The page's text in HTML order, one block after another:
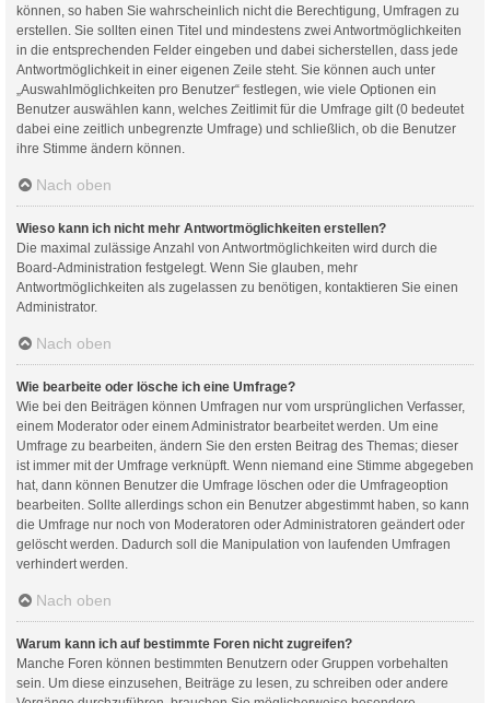
können, so haben Sie wahrscheinlich nicht die Berechtigung, Umfragen zu
erstellen. Sie sollten einen Titel und mindestens zwei Antwortmöglichkeiten
in die entsprechenden Felder eingeben und dabei sicherstellen, dass jede
Antwortmöglichkeit in einer eigenen Zeile steht. Sie können auch unter
„Auswahlmöglichkeiten pro Benutzer“ festlegen, wie viele Optionen ein
Benutzer auswählen kann, welches Zeitlimit für die Umfrage gilt (0 bedeutet
dabei eine zeitlich unbegrenzte Umfrage) und schließlich, ob die Benutzer
ihre Stimme ändern können.
Nach oben
Wieso kann ich nicht mehr Antwortmöglichkeiten erstellen?
Die maximal zulässige Anzahl von Antwortmöglichkeiten wird durch die
Board-Administration festgelegt. Wenn Sie glauben, mehr
Antwortmöglichkeiten als zugelassen zu benötigen, kontaktieren Sie einen
Administrator.
Nach oben
Wie bearbeite oder lösche ich eine Umfrage?
Wie bei den Beiträgen können Umfragen nur vom ursprünglichen Verfasser,
einem Moderator oder einem Administrator bearbeitet werden. Um eine
Umfrage zu bearbeiten, ändern Sie den ersten Beitrag des Themas; dieser
ist immer mit der Umfrage verknüpft. Wenn niemand eine Stimme abgegeben
hat, dann können Benutzer die Umfrage löschen oder die Umfrageoption
bearbeiten. Sollte allerdings schon ein Benutzer abgestimmt haben, so kann
die Umfrage nur noch von Moderatoren oder Administratoren geändert oder
gelöscht werden. Dadurch soll die Manipulation von laufenden Umfragen
verhindert werden.
Nach oben
Warum kann ich auf bestimmte Foren nicht zugreifen?
Manche Foren können bestimmten Benutzern oder Gruppen vorbehalten
sein. Um diese einzusehen, Beiträge zu lesen, zu schreiben oder andere